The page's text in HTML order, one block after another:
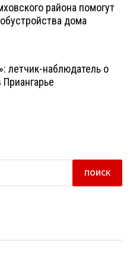
района помогут
дома
летчик-наблюдатель о